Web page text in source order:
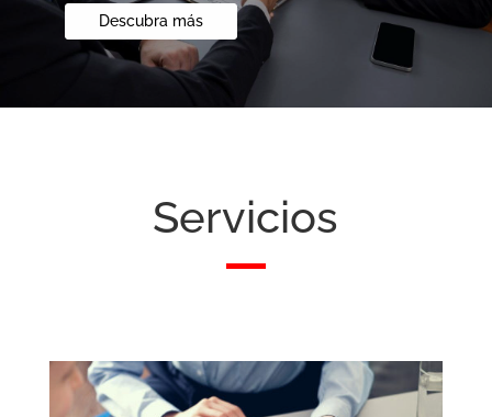
Descubra más
Servicios